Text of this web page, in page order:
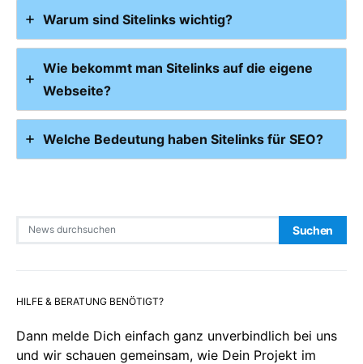
Warum sind Sitelinks wichtig?
Wie bekommt man Sitelinks auf die eigene
Webseite?
Welche Bedeutung haben Sitelinks für SEO?
Suchen
HILFE & BERATUNG BENÖTIGT?
Dann melde Dich einfach ganz unverbindlich bei uns
und wir schauen gemeinsam, wie Dein Projekt im